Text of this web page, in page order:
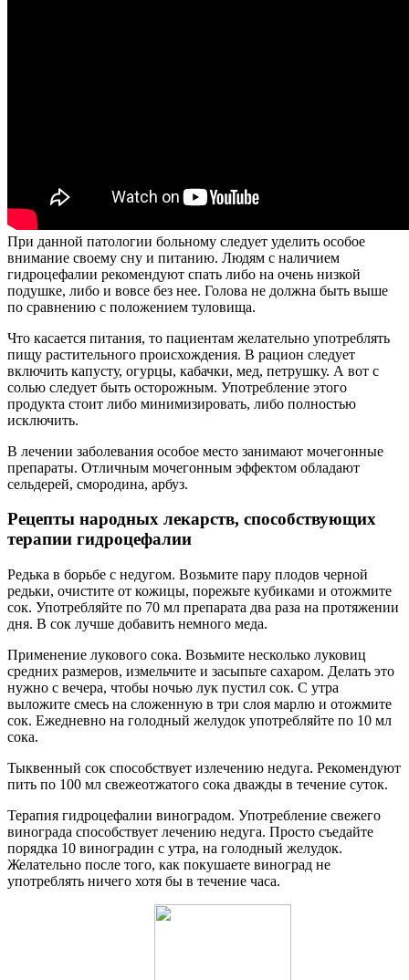
При данной патологии больному следует уделить особое
внимание своему сну и питанию. Людям с наличием
гидроцефалии рекомендуют спать либо на очень низкой
подушке, либо и вовсе без нее. Голова не должна быть выше
по сравнению с положением туловища.
Что касается питания, то пациентам желательно употреблять
пищу растительного происхождения. В рацион следует
включить капусту, огурцы, кабачки, мед, петрушку. А вот c
солью следует быть осторожным. Употребление этого
продукта стоит либо минимизировать, либо полностью
исключить.
В лечении заболевания особое место занимают мочегонные
препараты. Отличным мочегонным эффектом обладают
сельдерей, смородина, арбуз.
Рецепты народных лекарств, способствующих
терапии гидроцефалии
Редька в борьбе с недугом. Возьмите пару плодов черной
редьки, очистите от кожицы, порежьте кубиками и отожмите
сок. Употребляйте по 70 мл препарата два раза на протяжении
дня. В сок лучше добавить немного меда.
Применение лукового сока. Возьмите несколько луковиц
средних размеров, измельчите и засыпьте сахаром. Делать это
нужно с вечера, чтобы ночью лук пустил сок. С утра
выложите смесь на сложенную в три слоя марлю и отожмите
сок. Ежедневно на голодный желудок употребляйте по 10 мл
сока.
Тыквенный сок способствует излечению недуга. Рекомендуют
пить по 100 мл свежеотжатого сока дважды в течение суток.
Терапия гидроцефалии виноградом. Употребление свежего
винограда способствует лечению недуга. Просто съедайте
порядка 10 виноградин с утра, на голодный желудок.
Желательно после того, как покушаете виноград не
употреблять ничего хотя бы в течение часа.